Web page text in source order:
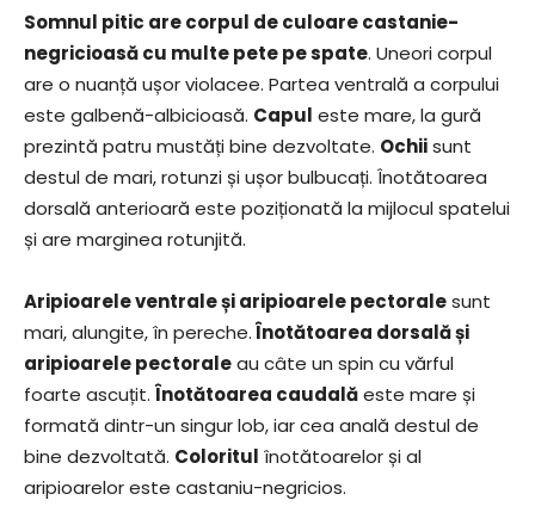
Somnul pitic are corpul de culoare castanie-
negricioasă cu multe pete pe spate. Uneori corpul
are o nuanță ușor violacee. Partea ventrală a corpului
este galbenă-albicioasă. Capul este mare, la gură
prezintă patru mustăți bine dezvoltate. Ochiisunt
destul de mari, rotunzi și ușor bulbucați. Înotătoarea
dorsală anterioară este poziționată la mijlocul spatelui
și are marginea rotunjită.
Aripioarele ventrale și aripioarele pectoralesunt
mari, alungite, în pereche.Înotătoarea dorsală și
aripioarele pectoraleau câte un spin cu vărful
foarte ascuțit. Înotătoarea caudalăeste mare și
formată dintr-un singur lob, iar cea anală destul de
bine dezvoltată. Coloritul înotătoarelor și al
aripioarelor este castaniu-negricios.